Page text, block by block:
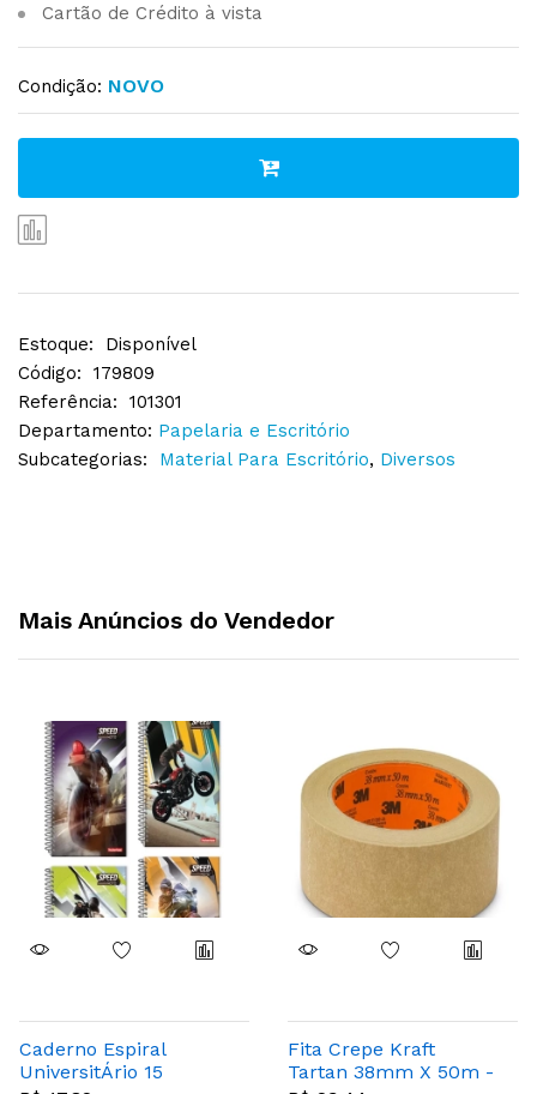
Cartão de Crédito à vista
Condição: NOVO
Estoque:
Disponível
Código:
179809
Referência:
101301
Departamento: Papelaria e Escritório
Subcategorias:
Material Para Escritório, Diversos
Mais Anúncios do Vendedor
Caderno Espiral
UniversitÁrio 15
Fita Crepe Kraft
Tartan 38mm X 50m -